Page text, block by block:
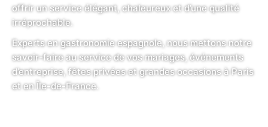
offrir un service élégant, chaleureux et d’une qualité
irréprochable.
Experts en gastronomie espagnole, nous mettons notre
savoir-faire au service de vos mariages, événements
d’entreprise, fêtes privées et grandes occasions à Paris
et en Île-de-France.